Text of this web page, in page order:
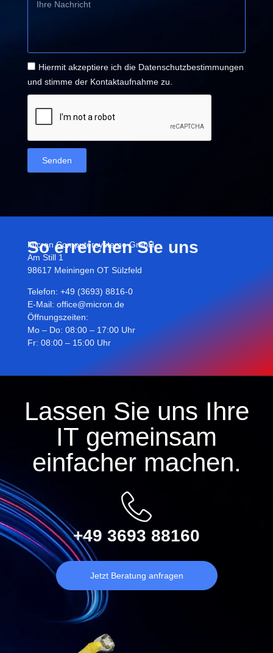
Hiermit akzeptiere ich die Datenschutzbestimmungen
und stimme der Kontaktaufnahme zu.
Senden
So erreichen Sie uns
Micron Computersysteme GmbH
Am Still 1
98617 Meiningen OT Sülzfeld
Telefon: +49 (3693) 8816-0
E-Mail: office@micron.de
Öffnungszeiten:
Mo – Do: 08:00 – 17:00 Uhr
Fr: 08:00 – 15:00 Uhr
Lassen Sie uns Ihre
IT gemeinsam
einfacher machen.
+49 3693 88160
Jetzt Beratung anfragen